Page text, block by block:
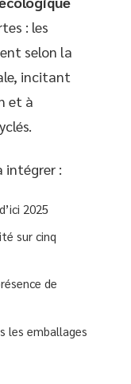
: les
selon la
incitant
et à
intégrer :
2025
sur cinq
de
les emballages